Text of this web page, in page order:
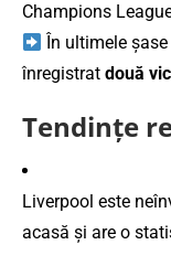
Champions
În ultimele
înregistrat două
Tendințe
Liverpool este
acasă și are o